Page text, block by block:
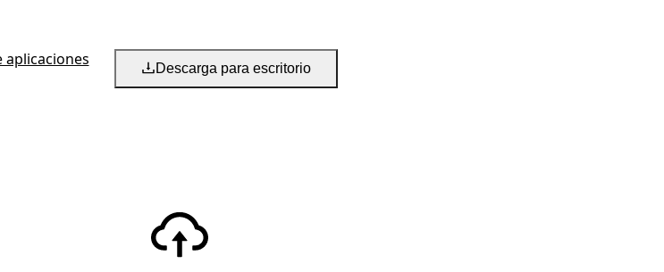
aplicaciones Descarga para escritorio